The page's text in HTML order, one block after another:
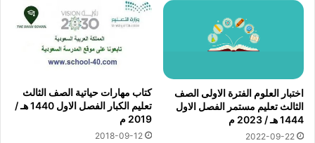
اختبار العلوم الفترة الاولى الصف
الثالث تعليم مستمر الفصل الاول
1444 هـ / 2023 م
2022-09-22
كتاب مهارات حياتية الصف الثالث
تعليم الكبار الفصل الاول 1440 هـ /
2019 م
2018-09-12